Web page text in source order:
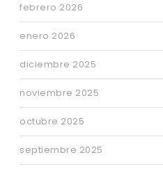
febrero 2026
enero 2026
diciembre 2025
noviembre 2025
octubre 2025
septiembre 2025